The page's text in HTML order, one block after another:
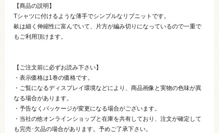
【商品の説明】
Tシャツに付けるような薄手でシンプルなリブニットです。
畝は細く伸縮性に富んでいて、片方が編み切りになっているので一重で
もご利用頂けます。
【ご注文前に必ずお読み下さい】
・表示価格は1巻の価格です。
・ご覧になるディスプレイ環境などにより、商品画像と実物の色味が異
なる場合があります。
・予告なくパッケージが変更になる場合がございます。
・当社の他オンラインショップと在庫を共有しており、注文が確定して
も完売･欠品の場合があります。予めご了承下さい。